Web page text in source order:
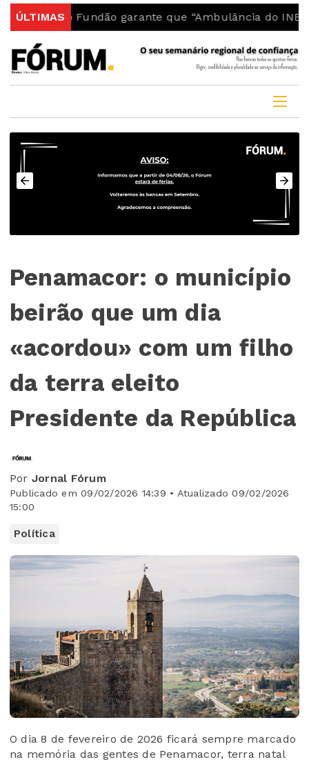
ÚLTIMAS
do Fundão garante que “Ambulância do INEM fica no
Penamacor: o município
beirão que um dia
«acordou» com um filho
da terra eleito
Presidente da República
Por Jornal Fórum
Publicado em 09/02/2026 14:39 • Atualizado 09/02/2026
15:00
Política
O dia 8 de fevereiro de 2026 ficará sempre marcado
na memória das gentes de Penamacor, terra natal